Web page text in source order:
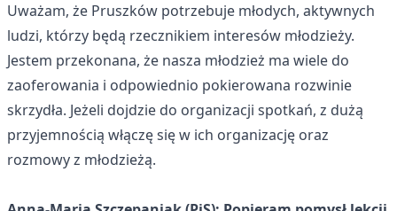
Uważam, że Pruszków potrzebuje młodych, aktywnych
ludzi, którzy będą rzecznikiem interesów młodzieży.
Jestem przekonana, że nasza młodzież ma wiele do
zaoferowania i odpowiednio pokierowana rozwinie
skrzydła. Jeżeli dojdzie do organizacji spotkań, z dużą
przyjemnością włączę się w ich organizację oraz
rozmowy z młodzieżą.